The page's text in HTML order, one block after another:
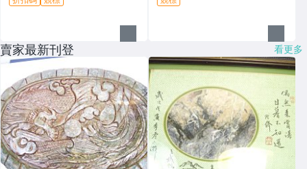
賣家最新刊登 看更多